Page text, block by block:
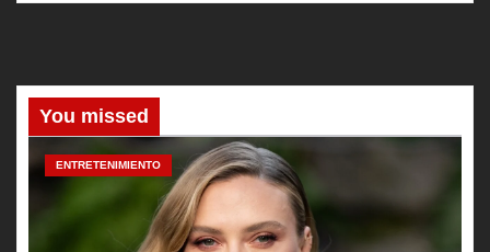
You missed
ENTRETENIMIENTO